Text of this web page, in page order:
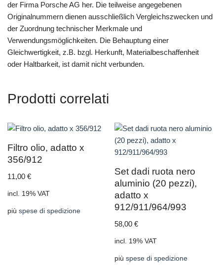
der Firma Porsche AG her. Die teilweise angegebenen
Originalnummern dienen ausschließlich Vergleichszwecken und
der Zuordnung technischer Merkmale und
Verwendungsmöglichkeiten. Die Behauptung einer
Gleichwertigkeit, z.B. bzgl. Herkunft, Materialbeschaffenheit
oder Haltbarkeit, ist damit nicht verbunden.
Prodotti correlati
Filtro olio, adatto x
356/912
11,00 €
incl. 19% VAT
più spese di spedizione
Set dadi ruota nero
aluminio (20 pezzi),
adatto x
912/911/964/993
58,00€
incl. 19% VAT
piùspese di spedizione